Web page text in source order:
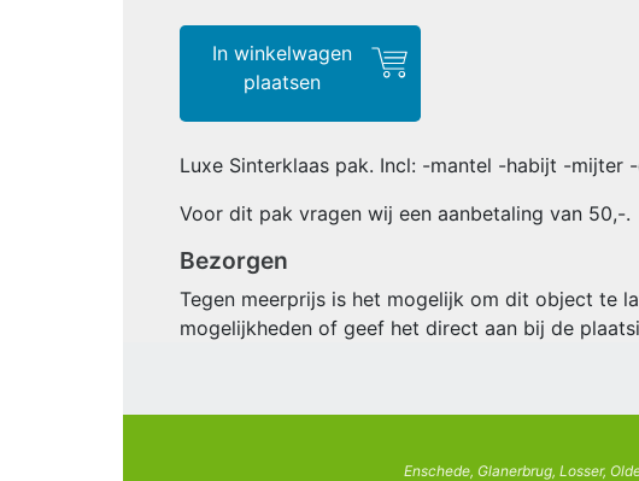
In winkelwagen
plaatsen
Luxe Sinterklaas pak. Incl: -mantel -habijt -
Voor dit pak vragen wij een aanbetaling van 50,-.
Bezorgen
Tegen meerprijs is het mogelijk om dit object te
mogelijkheden of geef het direct aan bij de
Enschede, Glanerbrug, Losser,